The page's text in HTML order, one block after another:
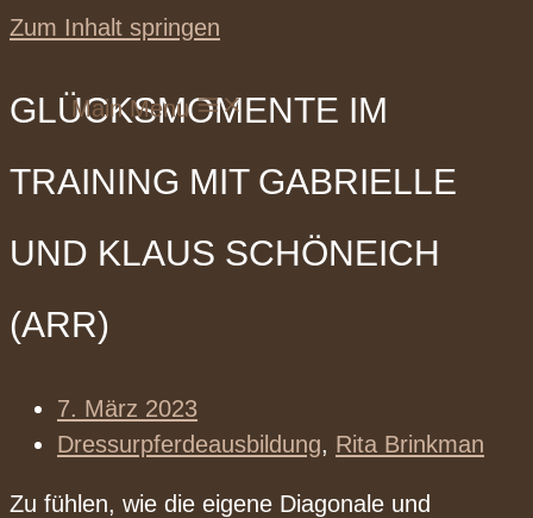
Zum Inhalt springen
Main Menu
GLÜCKSMOMENTE IM
TRAINING MIT GABRIELLE
UND KLAUS SCHÖNEICH
(ARR)
7. März 2023
Dressurpferdeausbildung, Rita Brinkman
Zu fühlen, wie die eigene Diagonale und